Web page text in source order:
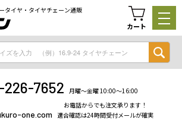
タイヤ・タイヤチェーン通販
カート
226-7652 月曜〜金曜 10:00〜16:00
one.com
お電話からでも注文承ります！
適合確認は24時間受付メールが確実